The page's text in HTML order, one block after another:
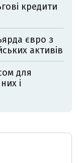
кредити
євро з
активів
для
і